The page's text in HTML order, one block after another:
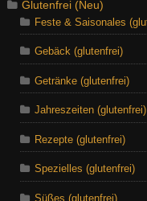
Glutenfrei (Neu)
Feste & Saisonales
Gebäck (glutenfrei)
Getränke (glutenfrei)
Jahreszeiten (glutenfrei)
Rezepte (glutenfrei)
Spezielles (glutenfrei)
Süßes (glutenfrei)